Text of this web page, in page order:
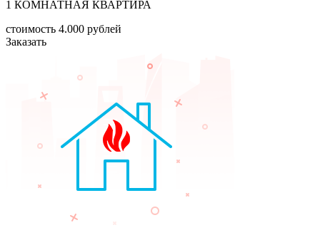
1 КОМНАТНАЯ КВАРТИРА
стоимость 4.000 рублей
Заказать